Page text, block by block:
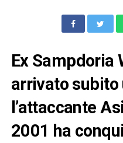
Ex Sampdoria
arrivato
l’attaccante
2001 ha